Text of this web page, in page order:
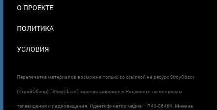
О ПРОЕКТЕ
ПОЛИТИКА
УСЛОВИЯ
Перепечатка материалов возможна только со ссылкой на ресурс StroyObzor
(СтройОбзор). "StroyObzor" зарегистрирован в Нацсовете по вопросам
телевидения и радиовещания. Идентификатор медиа – R40-06464. Мнение